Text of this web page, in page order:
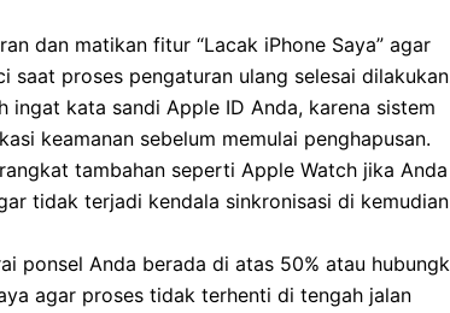
dan matikan fitur “Lacak iPhone Saya” agar
saat proses pengaturan ulang selesai
ingat kata sandi Apple ID Anda, karena sistem
keamanan sebelum memulai penghapusan.
tambahan seperti Apple Watch jika Anda
tidak terjadi kendala sinkronisasi di kemudian
ponsel Anda berada di atas 50% atau
agar proses tidak terhenti di tengah jalan